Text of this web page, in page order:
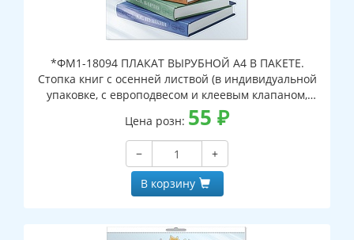
*ФМ1-18094 ПЛАКАТ ВЫРУБНОЙ А4 В ПАКЕТЕ.
Стопка книг с осенней листвой (в индивидуальной
упаковке, с европодвесом и клеевым клапаном,
двухсторонний, ВД-лак)
Цена розн: 55 ₽
−
+
В корзину